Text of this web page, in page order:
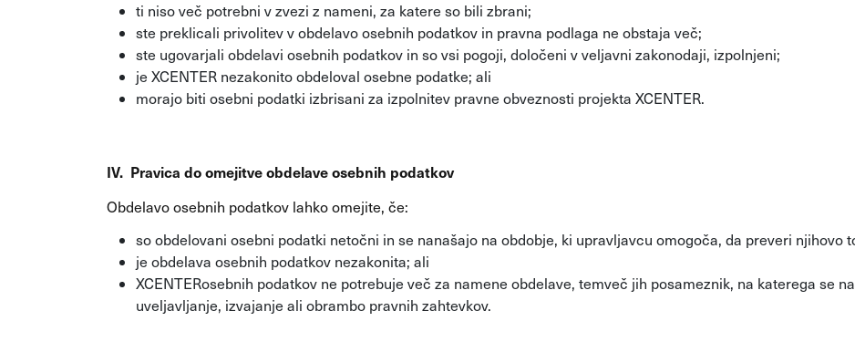
ti niso več potrebni v zvezi z nameni, za katere so bili zbrani;
ste preklicali privolitev v obdelavo osebnih podatkov in pravna podlaga ne obstaja več;
ste ugovarjali obdelavi osebnih podatkov in so vsi pogoji, določeni v veljavni zakonodaji, izpolnjeni;
je XCENTER nezakonito obdeloval osebne podatke; ali
morajo biti osebni podatki izbrisani za izpolnitev pravne obveznosti projekta XCENTER.
IV. Pravica do omejitve obdelave osebnih podatkov
Obdelavo osebnih podatkov lahko omejite, če:
so obdelovani osebni podatki netočni in se nanašajo na obdobje, ki upravljavcu omogoča, da preveri njihovo
je obdelava osebnih podatkov nezakonita; ali
XCENTERosebnih podatkov ne potrebuje več za namene obdelave, temveč jih posameznik, na katerega se
uveljavljanje, izvajanje ali obrambo pravnih zahtevkov.